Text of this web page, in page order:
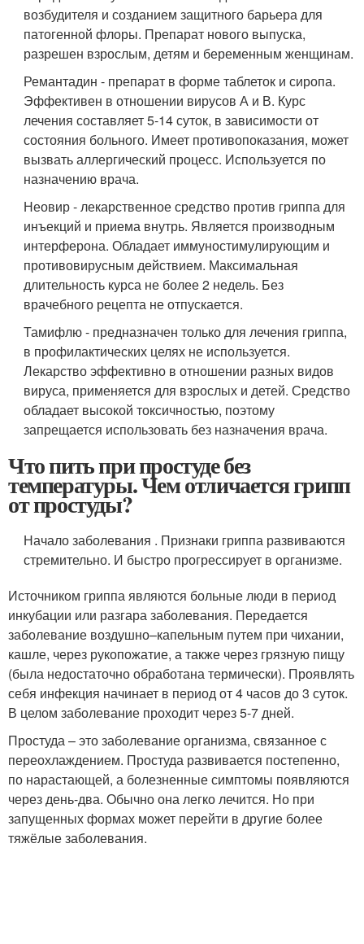
возбудителя и созданием защитного барьера для
патогенной флоры. Препарат нового выпуска,
разрешен взрослым, детям и беременным женщинам.
Ремантадин - препарат в форме таблеток и сиропа.
Эффективен в отношении вирусов А и В. Курс
лечения составляет 5-14 суток, в зависимости от
состояния больного. Имеет противопоказания, может
вызвать аллергический процесс. Используется по
назначению врача.
Неовир - лекарственное средство против гриппа для
инъекций и приема внутрь. Является производным
интерферона. Обладает иммуностимулирующим и
противовирусным действием. Максимальная
длительность курса не более 2 недель. Без
врачебного рецепта не отпускается.
Тамифлю - предназначен только для лечения гриппа,
в профилактических целях не используется.
Лекарство эффективно в отношении разных видов
вируса, применяется для взрослых и детей. Средство
обладает высокой токсичностью, поэтому
запрещается использовать без назначения врача.
Что пить при простуде без
температуры. Чем отличается грипп
от простуды?
Начало заболевания . Признаки гриппа развиваются
стремительно. И быстро прогрессирует в организме.
Источником гриппа являются больные люди в период
инкубации или разгара заболевания. Передается
заболевание воздушно–капельным путем при чихании,
кашле, через рукопожатие, а также через грязную пищу
(была недостаточно обработана термически). Проявлять
себя инфекция начинает в период от 4 часов до 3 суток.
В целом заболевание проходит через 5-7 дней.
Простуда – это заболевание организма, связанное с
переохлаждением. Простуда развивается постепенно,
по нарастающей, а болезненные симптомы появляются
через день-два. Обычно она легко лечится. Но при
запущенных формах может перейти в другие более
тяжёлые заболевания.